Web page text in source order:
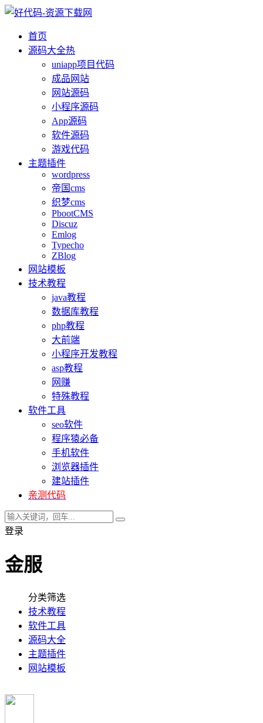
首页
源码大全热
uniapp项目代码
成品网站
网站源码
小程序源码
App源码
软件源码
游戏代码
主题插件
wordpress
帝国cms
织梦cms
PbootCMS
Discuz
Emlog
Typecho
ZBlog
网站模板
技术教程
java教程
数据库教程
php教程
大前端
小程序开发教程
asp教程
网赚
特殊教程
软件工具
seo软件
程序猿必备
手机软件
浏览器插件
建站插件
亲测代码
登录
金服
分类筛选
技术教程
软件工具
源码大全
主题插件
网站模板